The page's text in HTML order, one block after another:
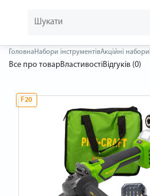
Головна Набори інструментівАкційні набори
Все про товарВластивостіВідгуків (0)
F20